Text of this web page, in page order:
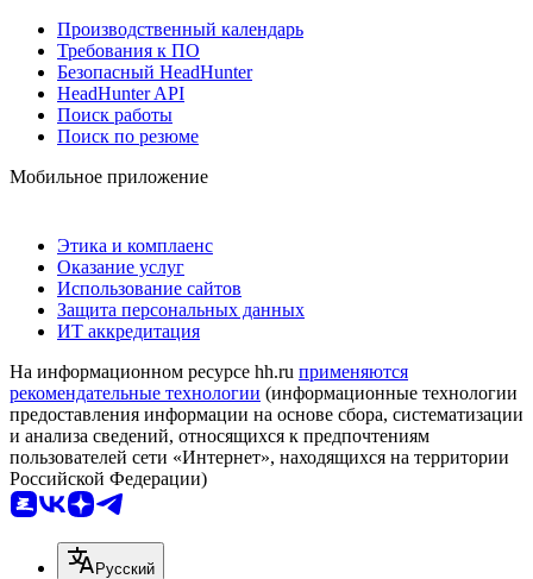
Производственный календарь
Требования к ПО
Безопасный HeadHunter
HeadHunter API
Поиск работы
Поиск по резюме
Мобильное приложение
Этика и комплаенс
Оказание услуг
Использование сайтов
Защита персональных данных
ИТ аккредитация
На информационном ресурсе hh.ru применяются
рекомендательные технологии (информационные технологии
предоставления информации на основе сбора, систематизации
и анализа сведений, относящихся к предпочтениям
пользователей сети «Интернет», находящихся на территории
Российской Федерации)
Русский